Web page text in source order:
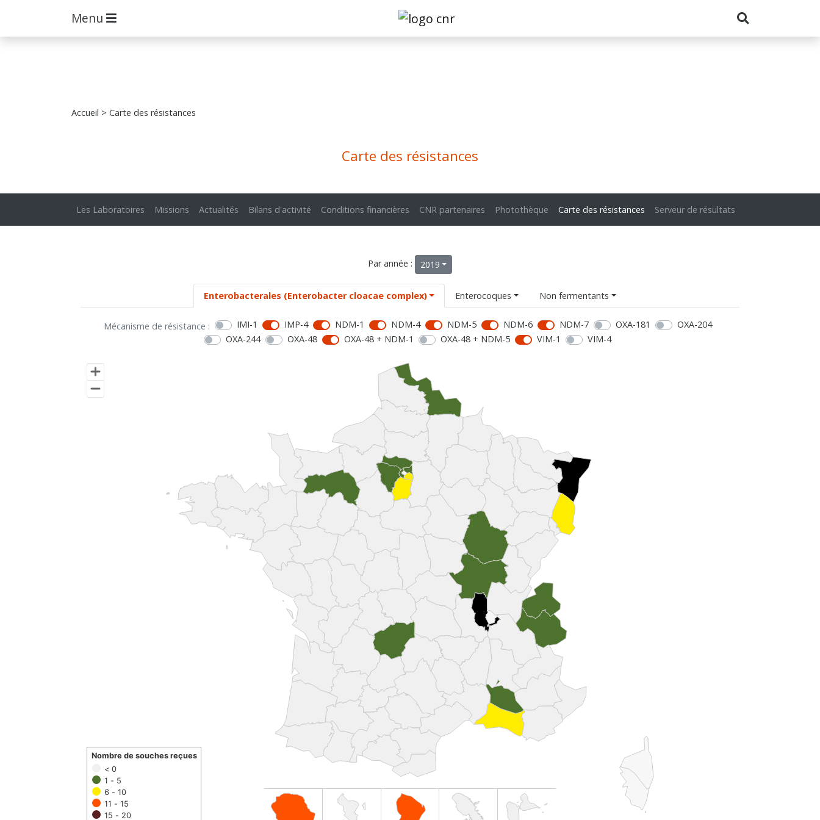
Menu
Accueil > Carte des résistances
Carte des résistances
Les Laboratoires Missions Actualités Bilans d'activité Conditions financières CNR partenaires Photothèque Carte des résistances Serveur de résultats
Par année : 2019
Enterobacterales (Enterobacter cloacae complex) Enterocoques Non fermentants
Mécanisme de résistance : IMI-1 IMP-4 NDM-1 NDM-4 NDM-5 NDM-6 NDM-7 OXA-181
OXA-204
OXA-244
OXA-48 OXA-48 + NDM-1 OXA-48 + NDM-5 VIM-1 VIM-4
< 0
1 - 5
6 - 10
11 - 15
15 - 20
Nombre de souches reçues